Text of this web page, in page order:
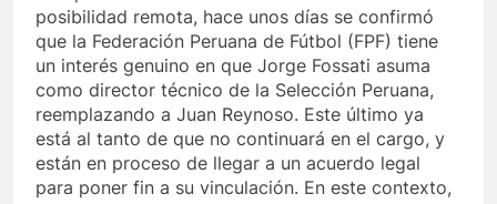
posibilidad remota, hace unos días se confirmó
que la Federación Peruana de Fútbol (FPF) tiene
un interés genuino en que Jorge Fossati asuma
como director técnico de la Selección Peruana,
reemplazando a Juan Reynoso. Este último ya
está al tanto de que no continuará en el cargo, y
están en proceso de llegar a un acuerdo legal
para poner fin a su vinculación. En este contexto,